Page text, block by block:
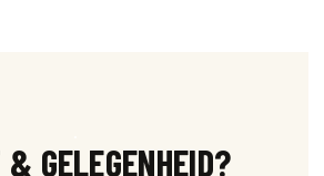
GELEGENHEID?